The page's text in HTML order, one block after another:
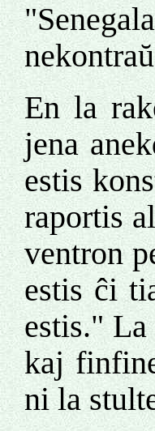
En la
jena
estis
raportis
ventron
estis ĉi
estis."
kaj
ni la